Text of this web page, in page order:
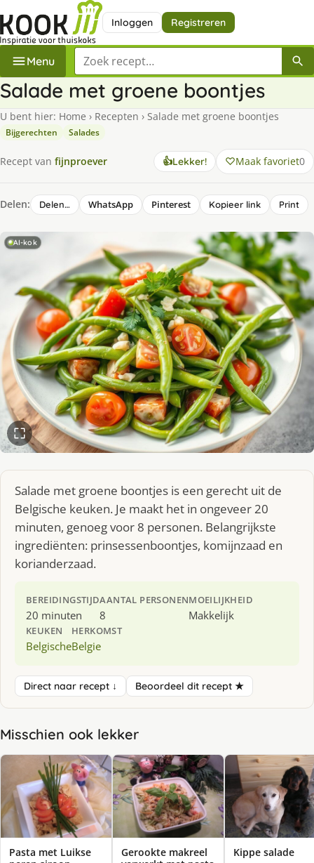
Inloggen Registreren
Menu Zoek een recept
Salade met groene boontjes
U bent hier: Home › Recepten › Salade met groene boontjes
Bijgerechten Salades
Recept van fijnproever 👍Lekker! Maak favoriet0
Delen: Delen… WhatsApp Pinterest Kopieer link Print
AI-kok
Salade met groene boontjes is een gerecht uit de
Belgische keuken. Je maakt het in ongeveer 20
minuten, genoeg voor 8 personen. Belangrijkste
ingrediënten: prinsessenboontjes, komijnzaad en
korianderzaad.
BEREIDINGSTIJD
20 minuten
AANTAL PERSONEN
8
MOEILIJKHEID
Makkelijk
KEUKEN
Belgische
HERKOMST
Belgie
Direct naar recept ↓ Beoordeel dit recept ★
Misschien ook lekker
Pasta met Luikse
Gerookte makreel
Kippe salade